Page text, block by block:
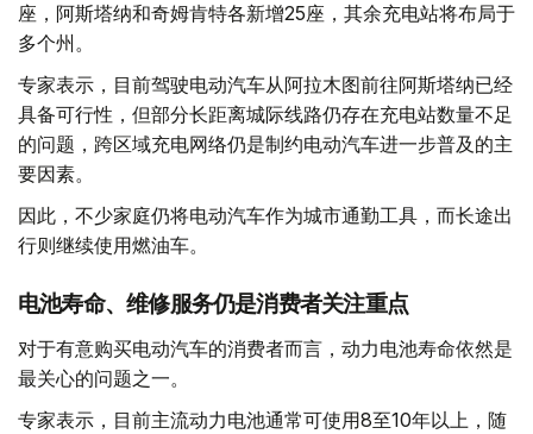
座，阿斯塔纳和奇姆肯特各新增25座，其余充电站将布局于
多个州。
专家表示，目前驾驶电动汽车从阿拉木图前往阿斯塔纳已经
具备可行性，但部分长距离城际线路仍存在充电站数量不足
的问题，跨区域充电网络仍是制约电动汽车进一步普及的主
要因素。
因此，不少家庭仍将电动汽车作为城市通勤工具，而长途出
行则继续使用燃油车。
电池寿命、维修服务仍是消费者关注重点
对于有意购买电动汽车的消费者而言，动力电池寿命依然是
最关心的问题之一。
专家表示，目前主流动力电池通常可使用8至10年以上，随